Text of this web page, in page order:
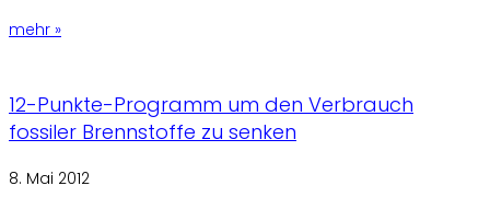
mehr »
12-Punkte-Programm um den Verbrauch
fossiler Brennstoffe zu senken
8. Mai 2012